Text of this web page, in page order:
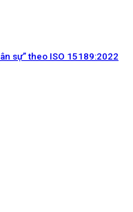
sự” theo ISO 15189:2022